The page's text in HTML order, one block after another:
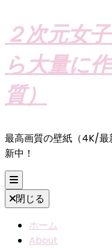
２次元女
ら大量に
質）
最高画質の壁紙（4K/最
新中！
閉じる
ホーム
About